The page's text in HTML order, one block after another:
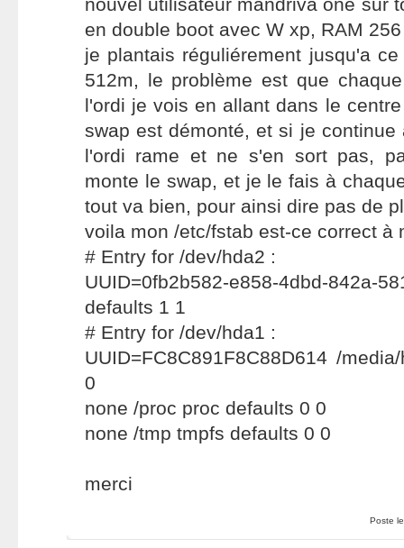
en double boot avec W xp, RAM
je plantais réguliérement jusqu'a
512m, le problème est que
l'ordi je vois en allant dans le
swap est démonté, et si je continue
l'ordi rame et ne s'en sort pas,
monte le swap, et je le fais à
tout va bien, pour ainsi dire pas de
voila mon /etc/fstab est-ce correct à
# Entry for /dev/hda2 :
UUID=0fb2b582-e858-4dbd-
defaults 1 1
# Entry for /dev/hda1 :
UUID=FC8C891F8C88D614 /
0
none /proc proc defaults 0 0
none /tmp tmpfs defaults 0 0
merci
Poste